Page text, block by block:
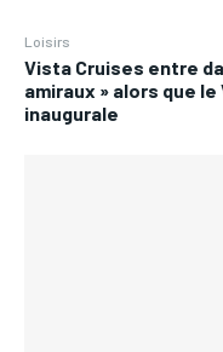
Loisirs
Vista Cruises entre
amiraux » alors que
inaugurale